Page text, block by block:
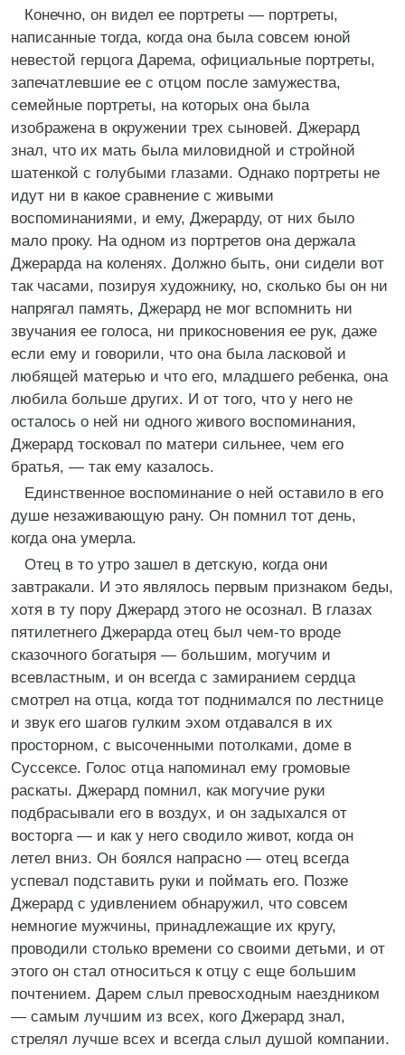
Конечно, он видел ее портреты — портреты,
написанные тогда, когда она была совсем юной
невестой герцога Дарема, официальные портреты,
запечатлевшие ее с отцом после замужества,
семейные портреты, на которых она была
изображена в окружении трех сыновей. Джерард
знал, что их мать была миловидной и стройной
шатенкой с голубыми глазами. Однако портреты не
идут ни в какое сравнение с живыми
воспоминаниями, и ему, Джерарду, от них было
мало проку. На одном из портретов она держала
Джерарда на коленях. Должно быть, они сидели вот
так часами, позируя художнику, но, сколько бы он ни
напрягал память, Джерард не мог вспомнить ни
звучания ее голоса, ни прикосновения ее рук, даже
если ему и говорили, что она была ласковой и
любящей матерью и что его, младшего ребенка, она
любила больше других. И от того, что у него не
осталось о ней ни одного живого воспоминания,
Джерард тосковал по матери сильнее, чем его
братья, — так ему казалось.
Единственное воспоминание о ней оставило в его
душе незаживающую рану. Он помнил тот день,
когда она умерла.
Отец в то утро зашел в детскую, когда они
завтракали. И это являлось первым признаком беды,
хотя в ту пору Джерард этого не осознал. В глазах
пятилетнего Джерарда отец был чем-то вроде
сказочного богатыря — большим, могучим и
всевластным, и он всегда с замиранием сердца
смотрел на отца, когда тот поднимался по лестнице
и звук его шагов гулким эхом отдавался в их
просторном, с высоченными потолками, доме в
Суссексе. Голос отца напоминал ему громовые
раскаты. Джерард помнил, как могучие руки
подбрасывали его в воздух, и он задыхался от
восторга — и как у него сводило живот, когда он
летел вниз. Он боялся напрасно — отец всегда
успевал подставить руки и поймать его. Позже
Джерард с удивлением обнаружил, что совсем
немногие мужчины, принадлежащие их кругу,
проводили столько времени со своими детьми, и от
этого он стал относиться к отцу с еще большим
почтением. Дарем слыл превосходным наездником
— самым лучшим из всех, кого Джерард знал,
стрелял лучше всех и всегда слыл душой компании.